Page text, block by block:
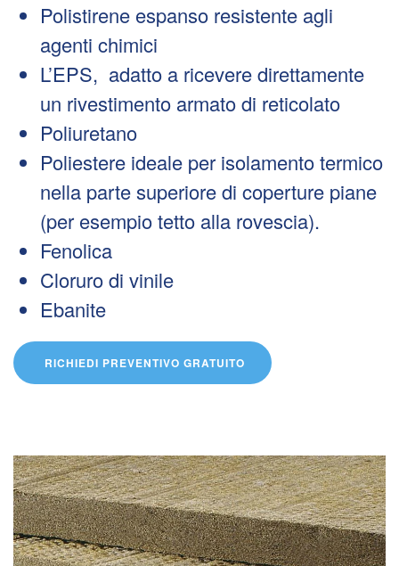
Polistirene espanso resistente agli
agenti chimici
L’EPS, adatto a ricevere direttamente
un rivestimento armato di reticolato
Poliuretano
Poliestere ideale per isolamento termico
nella parte superiore di coperture piane
(per esempio tetto alla rovescia).
Fenolica
Cloruro di vinile
Ebanite
RICHIEDI PREVENTIVO GRATUITO